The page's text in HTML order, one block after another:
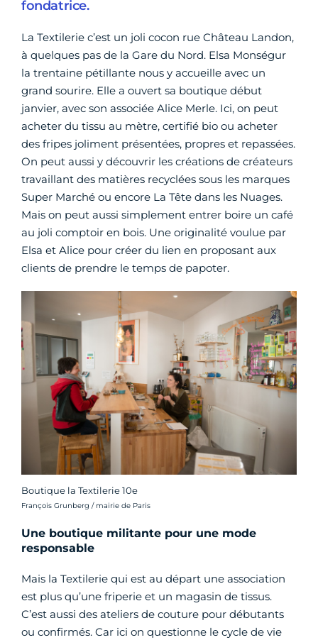
fondatrice.
La Textilerie c’est un joli cocon rue Château Landon,
à quelques pas de la Gare du Nord. Elsa Monségur
la trentaine pétillante nous y accueille avec un
grand sourire. Elle a ouvert sa boutique début
janvier, avec son associée Alice Merle. Ici, on peut
acheter du tissu au mètre, certifié bio ou acheter
des fripes joliment présentées, propres et repassées.
On peut aussi y découvrir les créations de créateurs
travaillant des matières recyclées sous les marques
Super Marché ou encore La Tête dans les Nuages.
Mais on peut aussi simplement entrer boire un café
au joli comptoir en bois. Une originalité voulue par
Elsa et Alice pour créer du lien en proposant aux
clients de prendre le temps de papoter.
Boutique la Textilerie 10e
Crédit photo :
François Grunberg / mairie de Paris
Une boutique militante pour une mode
responsable
Mais la Textilerie qui est au départ une association
est plus qu’une friperie et un magasin de tissus.
C’est aussi des ateliers de couture pour débutants
ou confirmés. Car ici on questionne le cycle de vie